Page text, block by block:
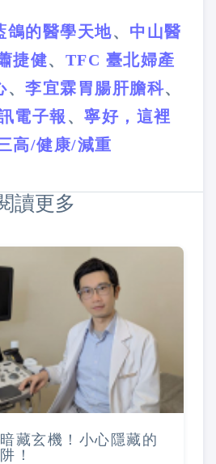
鴿的醫學天地、 中山醫
捷健、 TFC 臺北婦產
、 李宜霖胃腸肝膽科、
電子報 、 寧好，這裡
高/健康/減重
讀更多
藏玄機！小心隱藏的
！